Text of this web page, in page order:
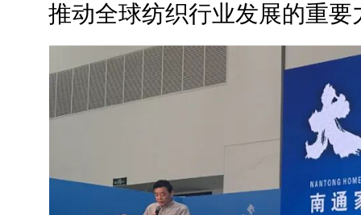
推动全球纺织行业发展的重要